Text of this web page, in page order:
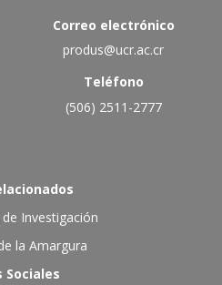
Correo electrónico
produs@ucr.ac.cr
Teléfono
(506) 2511-2777
Investigación
la Amargura
Sociales